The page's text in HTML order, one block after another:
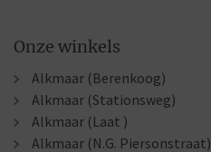
Onze winkels
Alkmaar (Berenkoog)
Alkmaar (Stationsweg)
Alkmaar (Laat )
Alkmaar (N.G. Piersonstraat)